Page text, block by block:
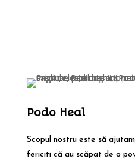
Podo Heal
Scopul nostru este să
fericiti că au scăpat de o